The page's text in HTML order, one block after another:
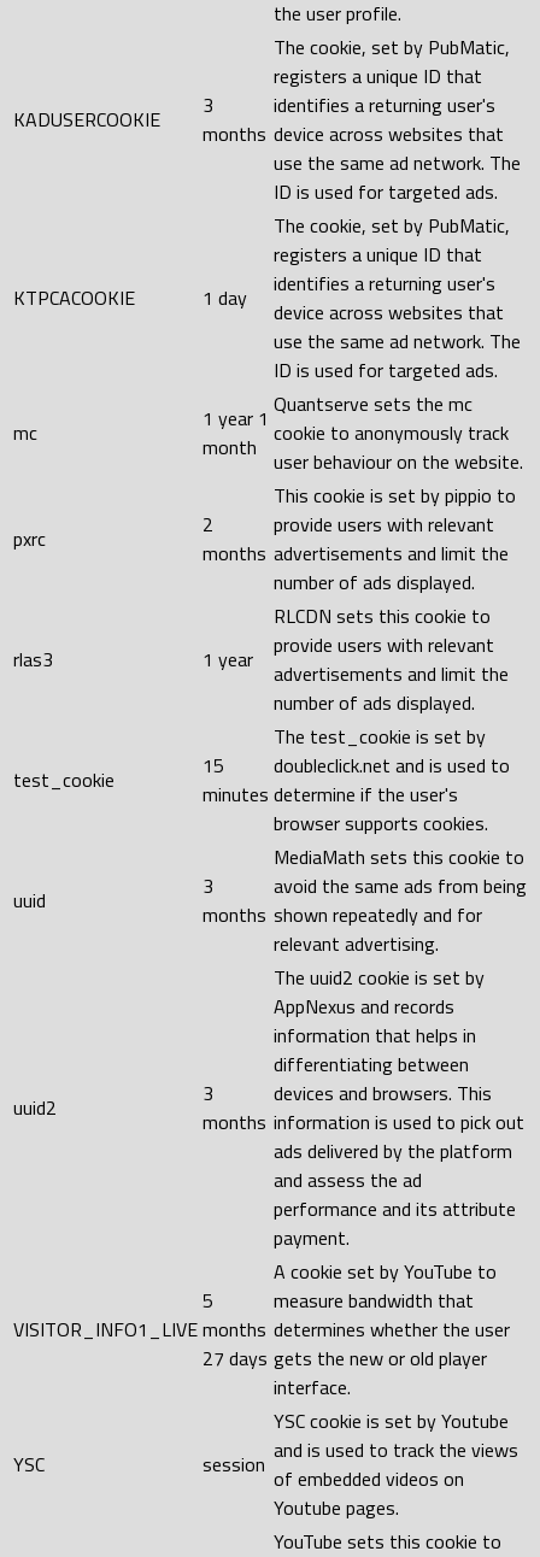
the user profile.
KADUSERCOOKIE
3
months
The cookie, set by PubMatic,
registers a unique ID that
identifies a returning user's
device across websites that
use the same ad network. The
ID is used for targeted ads.
KTPCACOOKIE 1 day
The cookie, set by PubMatic,
registers a unique ID that
identifies a returning user's
device across websites that
use the same ad network. The
ID is used for targeted ads.
mc
1 year 1
month
Quantserve sets the mc
cookie to anonymously track
user behaviour on the website.
pxrc
2
months
This cookie is set by pippio to
provide users with relevant
advertisements and limit the
number of ads displayed.
rlas3 1 year
RLCDN sets this cookie to
provide users with relevant
advertisements and limit the
number of ads displayed.
test_cookie
15
minutes
The test_cookie is set by
doubleclick.net and is used to
determine if the user's
browser supports cookies.
uuid
3
months
MediaMath sets this cookie to
avoid the same ads from being
shown repeatedly and for
relevant advertising.
uuid2
3
months
The uuid2 cookie is set by
AppNexus and records
information that helps in
differentiating between
devices and browsers. This
information is used to pick out
ads delivered by the platform
and assess the ad
performance and its attribute
payment.
VISITOR_INFO1_LIVE
5
months
27 days
A cookie set by YouTube to
measure bandwidth that
determines whether the user
gets the new or old player
interface.
YSC session
YSC cookie is set by Youtube
and is used to track the views
of embedded videos on
Youtube pages.
YouTube sets this cookie to